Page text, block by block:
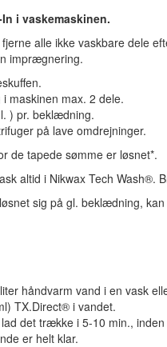
i vaskemaskinen.
alle ikke vaskbare dele
imprægnering.
maskinen max. 2 dele.
) pr. beklædning.
på lave omdrejninger.
de tapede sømme er løsnet*.
altid i Nikwax Tech Wash®.
sig på gl. beklædning,
håndvarm vand i en vask
TX.Direct® i vandet.
det trække i 5-10 min.,
er helt klar.